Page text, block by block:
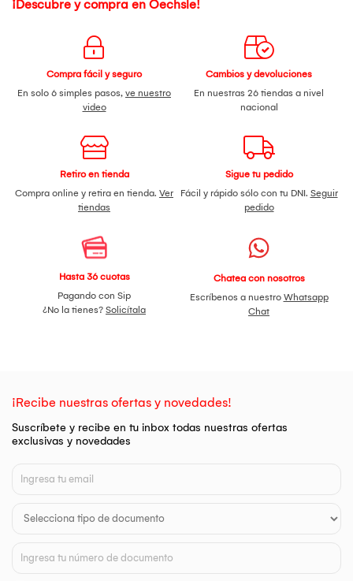
¡Descubre y compra en Oechsle!
Compra fácil y seguro
En solo 6 simples pasos, ve nuestro
video
Cambios y devoluciones
En nuestras 26 tiendas a nivel
nacional
Retiro en tienda
Compra online y retira en tienda. Ver
tiendas
Sigue tu pedido
Fácil y rápido sólo con tu DNI. Seguir
pedido
Hasta 36 cuotas
Pagando con Sip
¿No la tienes? Solicítala
Chatea con nosotros
Escríbenos a nuestro Whatsapp
Chat
¡Recibe nuestras ofertas y novedades!
Suscríbete y recibe en tu inbox todas nuestras ofertas
exclusivas y novedades